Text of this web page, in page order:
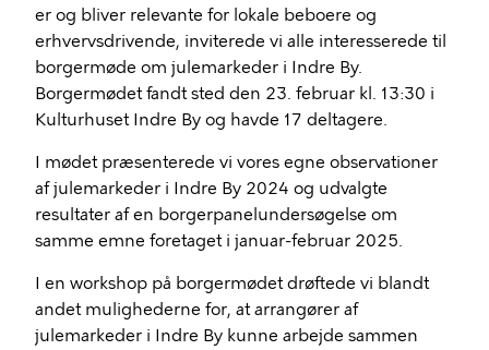
er og bliver relevante for lokale beboere og
erhvervsdrivende, inviterede vi alle interesserede til
borgermøde om julemarkeder i Indre By.
Borgermødet fandt sted den 23. februar kl. 13:30 i
Kulturhuset Indre By og havde 17 deltagere.
I mødet præsenterede vi vores egne observationer
af julemarkeder i Indre By 2024 og udvalgte
resultater af en borgerpanelundersøgelse om
samme emne foretaget i januar-februar 2025.
I en workshop på borgermødet drøftede vi blandt
andet mulighederne for, at arrangører af
julemarkeder i Indre By kunne arbejde sammen